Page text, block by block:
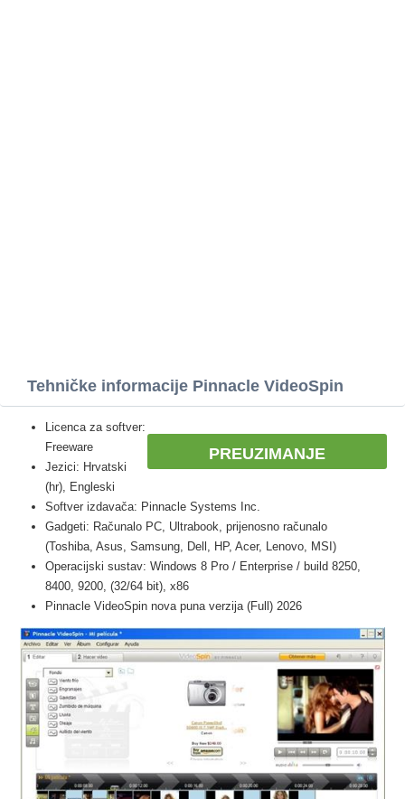
Tehničke informacije Pinnacle VideoSpin
PREUZIMANJE
Licenca za softver:
Freeware
Jezici: Hrvatski
(hr), Engleski
Softver izdavača: Pinnacle Systems Inc.
Gadgeti: Računalo PC, Ultrabook, prijenosno računalo
(Toshiba, Asus, Samsung, Dell, HP, Acer, Lenovo, MSI)
Operacijski sustav: Windows 8 Pro / Enterprise / build 8250,
8400, 9200, (32/64 bit), x86
Pinnacle VideoSpin nova puna verzija (Full) 2026